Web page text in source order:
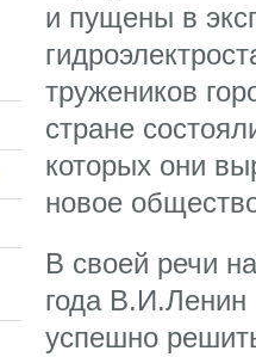
и пущены в
тружеников
стране
которых они
новое
В своей речи
года В.И.Ленин
успешно